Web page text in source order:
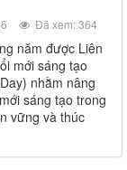
Đã xem: 364
năm được Liên
mới sáng tạo
nhằm nâng
sáng tạo trong
vững và thúc